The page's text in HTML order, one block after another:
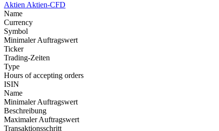
Aktien Aktien-CFD
Name
Currency
Symbol
Minimaler Auftragswert
Ticker
Trading-Zeiten
Type
Hours of accepting orders
ISIN
Name
Minimaler Auftragswert
Beschreibung
Maximaler Auftragswert
Transaktionsschritt